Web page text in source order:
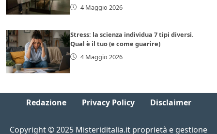
4 Maggio 2026
Stress: la scienza individua 7 tipi diversi.
Qual è il tuo (e come guarire)
4 Maggio 2026
Redazione Privacy Policy Disclaimer
Copyright © 2025 Misteriditalia.it proprietà e gestione